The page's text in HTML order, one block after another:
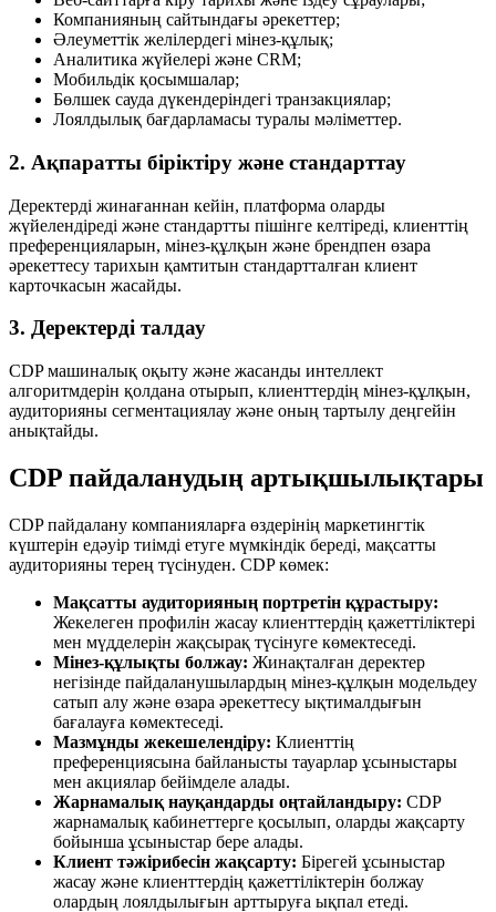
Компанияның сайтындағы әрекеттер;
Әлеуметтік желілердегі мінез-құлық;
Аналитика жүйелері және CRM;
Мобильдік қосымшалар;
Бөлшек сауда дүкендеріндегі транзакциялар;
Лоялдылық бағдарламасы туралы мәліметтер.
2. Ақпаратты біріктіру және стандарттау
Деректерді жинағаннан кейін, платформа оларды
жүйелендіреді және стандартты пішінге келтіреді, клиенттің
преференцияларын, мінез-құлқын және брендпен өзара
әрекеттесу тарихын қамтитын стандартталған клиент
карточкасын жасайды.
3. Деректерді талдау
CDP машиналық оқыту және жасанды интеллект
алгоритмдерін қолдана отырып, клиенттердің мінез-құлқын,
аудиторияны сегментациялау және оның тартылу деңгейін
анықтайды.
CDP пайдаланудың артықшылықтары
CDP пайдалану компанияларға өздерінің маркетингтік
күштерін едәуір тиімді етуге мүмкіндік береді, мақсатты
аудиторияны терең түсінуден. CDP көмек:
Мақсатты аудиторияның портретін құрастыру:
Жекелеген профилін жасау клиенттердің қажеттіліктері
мен мүдделерін жақсырақ түсінуге көмектеседі.
Мінез-құлықты болжау: Жинақталған деректер
негізінде пайдаланушылардың мінез-құлқын модельдеу
сатып алу және өзара әрекеттесу ықтималдығын
бағалауға көмектеседі.
Мазмұнды жекешелендіру: Клиенттің
преференциясына байланысты тауарлар ұсыныстары
мен акциялар бейімделе алады.
Жарнамалық науқандарды оңтайландыру: CDP
жарнамалық кабинеттерге қосылып, оларды жақсарту
бойынша ұсыныстар бере алады.
Клиент тәжірибесін жақсарту: Бірегей ұсыныстар
жасау және клиенттердің қажеттіліктерін болжау
олардың лоялдылығын арттыруға ықпал етеді.